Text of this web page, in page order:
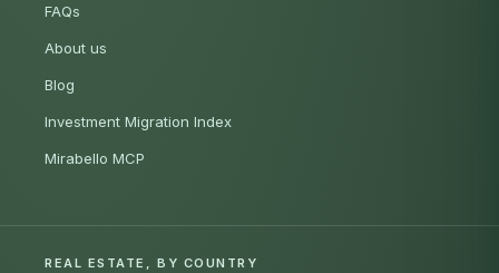
FAQs
About us
Blog
Investment Migration Index
Mirabello MCP
REAL ESTATE, BY COUNTRY